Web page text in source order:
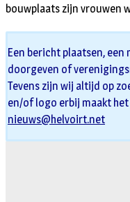
bouwplaats zijn vrouwen
Een bericht plaatsen,
doorgeven of
Tevens zijn wij altijd op
en/of logo erbij maakt het
nieuws@helvoirt.net